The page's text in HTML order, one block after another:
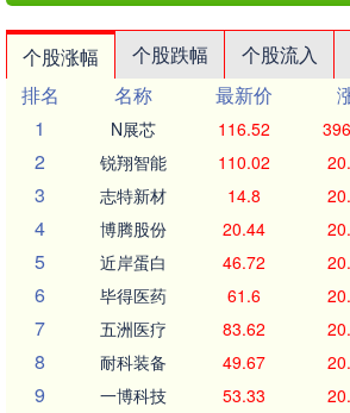
个股涨幅 个股跌幅 个股流入
排名
名称 最新价
1
N展芯 116.52
2 锐翔智能 110.02
3 志特新材 14.8
4 博腾股份 20.44
5 近岸蛋白 46.72
6 毕得医药 61.6
7 五洲医疗 83.62
8 耐科装备 49.67
9 一博科技 53.33